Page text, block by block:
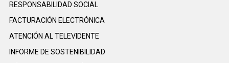
RESPONSABILIDAD SOCIAL
FACTURACIÓN ELECTRÓNICA
ATENCIÓN AL TELEVIDENTE
INFORME DE SOSTENIBILIDAD